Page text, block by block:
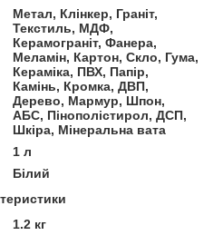
Метал, Клінкер, Граніт,
Текстиль, МДФ,
Керамограніт, Фанера,
Меламін, Картон, Скло, Гума,
Кераміка, ПВХ, Папір,
Камінь, Кромка, ДВП,
Дерево, Мармур, Шпон,
АБС, Пінополістирол, ДСП,
Шкіра, Мінеральна вата
1 л
Білий
1.2 кг